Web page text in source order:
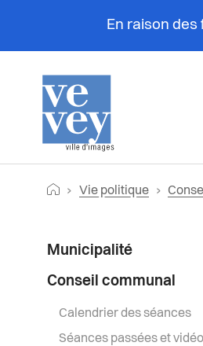
En raison
FilRetourner vers la page
Vie politique
Menu
latéral
Municipalité
Conseil communal
Calendrier des séances
Séances passées et